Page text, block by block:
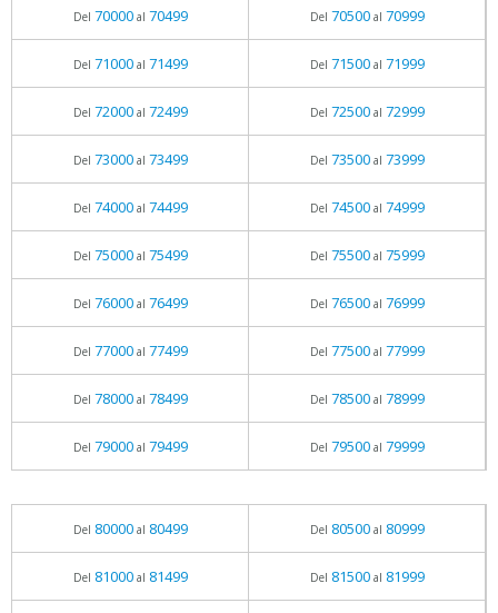
Del 70000al 70499 Del 70500al 70999
Del 71000al 71499 Del 71500al 71999
Del 72000al 72499 Del 72500al 72999
Del 73000al 73499 Del 73500al 73999
Del 74000al 74499 Del 74500al 74999
Del 75000al 75499 Del 75500al 75999
Del 76000al 76499 Del 76500al 76999
Del 77000al 77499 Del 77500al 77999
Del 78000al 78499 Del 78500al 78999
Del 79000al 79499 Del 79500al 79999
Del 80000al 80499 Del 80500al 80999
Del 81000al 81499 Del 81500al 81999